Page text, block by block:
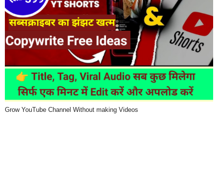
Grow YouTube Channel Without making Videos